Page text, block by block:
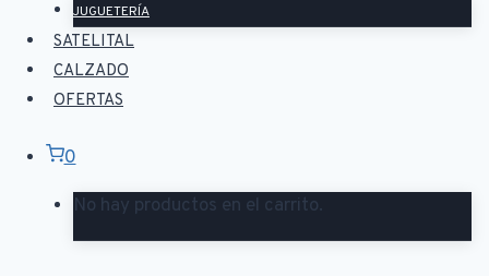
JUGUETERÍA
SATELITAL
CALZADO
OFERTAS
0
No hay productos en el carrito.